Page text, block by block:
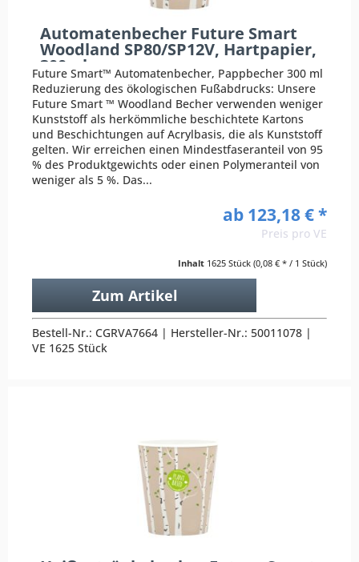
Automatenbecher Future Smart
Woodland SP80/SP12V, Hartpapier,
300ml
Future Smart™ Automatenbecher, Pappbecher 300 ml
Reduzierung des ökologischen Fußabdrucks: Unsere
Future Smart ™ Woodland Becher verwenden weniger
Kunststoff als herkömmliche beschichtete Kartons
und Beschichtungen auf Acrylbasis, die als Kunststoff
gelten. Wir erreichen einen Mindestfaseranteil von 95
% des Produktgewichts oder einen Polymeranteil von
weniger als 5 %. Das...
ab 123,18 € *
Preis pro VE
Inhalt 1625 Stück (0,08 € * / 1 Stück)
Zum Artikel
Bestell-Nr.: CGRVA7664 | Hersteller-Nr.: 50011078 |
VE 1625 Stück